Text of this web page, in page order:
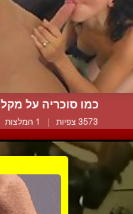
כמו סוכריה על מקל
3573 צפיות | 1 המלצות